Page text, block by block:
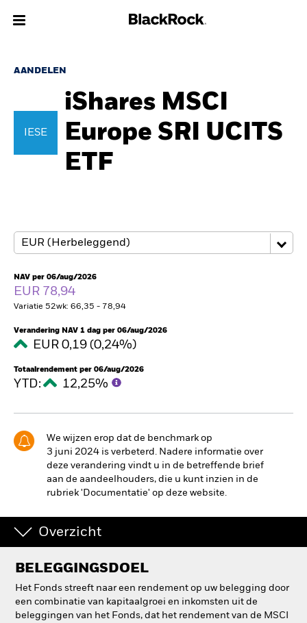
Over Ons
Thema's
Particulieren
Nederland
Change location
BlackRock
Ons bedrijf
AANDELEN
IESE
iShares MSCI
Europe SRI UCITS
ETF
NAV per 06/aug/2026
EUR 78,94
Variatie 52wk: 66,35 - 78,94
Verandering NAV 1 dag per 06/aug/2026
EUR 0,19 (0,24%)
Totaalrendement per 06/aug/2026
YTD: 12,25%
We wijzen erop dat de benchmark op
3 juni 2024 is verbeterd. Nadere informatie over
deze verandering vindt u in de betreffende brief
aan de aandeelhouders, die u kunt inzien in de
rubriek 'Documentatie' op deze website.
Overzicht
BELEGGINGSDOEL
Het Fonds streeft naar een rendement op uw belegging door
een combinatie van kapitaalgroei en inkomsten uit de
beleggingen van het Fonds, dat het rendement van de MSCI